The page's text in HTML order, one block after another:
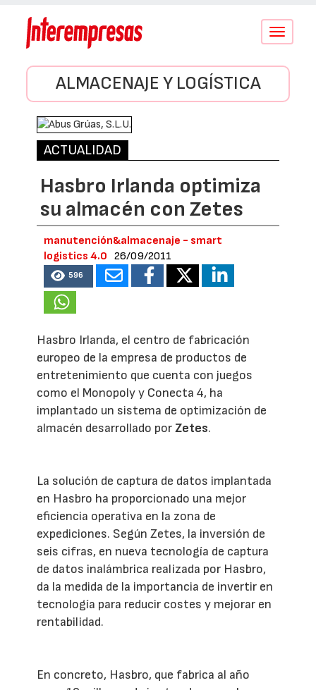
Conmutar
ALMACENAJE Y LOGÍSTICA
ACTUALIDAD
Hasbro Irlanda optimiza
su almacén con Zetes
manutención&almacenaje - smart
logistics 4.0
26/09/2011
596
Hasbro Irlanda, el centro de fabricación
europeo de la empresa de productos de
entretenimiento que cuenta con juegos
como el Monopoly y Conecta 4, ha
implantado un sistema de optimización de
almacén desarrollado porZetes.
La solución de captura de datos implantada
en Hasbro ha proporcionado una mejor
eficiencia operativa en la zona de
expediciones. Según Zetes, la inversión de
seis cifras, en nueva tecnología de captura
de datos inalámbrica realizada por Hasbro,
da la medida de la importancia de invertir en
tecnología para reducir costes y mejorar en
rentabilidad.
En concreto, Hasbro, que fabrica al año